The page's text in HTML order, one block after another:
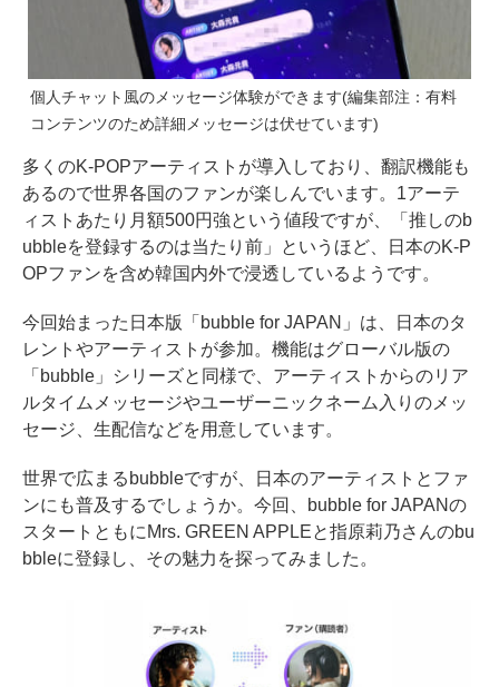
個人チャット風のメッセージ体験ができます(編集部注：有料
コンテンツのため詳細メッセージは伏せています)
多くのK-POPアーティストが導入しており、翻訳機能も
あるので世界各国のファンが楽しんでいます。1アーテ
ィストあたり月額500円強という値段ですが、「推しのb
ubbleを登録するのは当たり前」というほど、日本のK-P
OPファンを含め韓国内外で浸透しているようです。
今回始まった日本版「bubble for JAPAN」は、日本のタ
レントやアーティストが参加。機能はグローバル版の
「bubble」シリーズと同様で、アーティストからのリア
ルタイムメッセージやユーザーニックネーム入りのメッ
セージ、生配信などを用意しています。
世界で広まるbubbleですが、日本のアーティストとファ
ンにも普及するでしょうか。今回、bubble for JAPANの
スタートともにMrs. GREEN APPLEと指原莉乃さんのbu
bbleに登録し、その魅力を探ってみました。